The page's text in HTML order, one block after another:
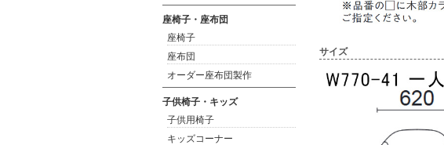
サイズ
座椅子・座布団
座椅子
座布団
オーダー座布団製作
子供椅子・キッズ
子供用椅子
キッズコーナー